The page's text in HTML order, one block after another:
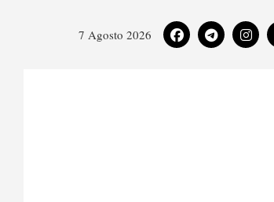
7 Agosto 2026